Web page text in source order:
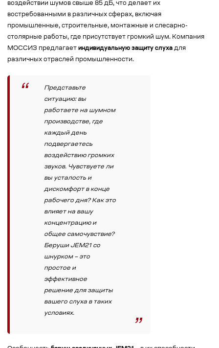
воздействии шумов свыше 85 дБ, что делает их
востребованными в различных сферах, включая
промышленные, строительные, монтажные и слесарно-
столярные работы, где присутствует громкий шум. Компания
МОССИЗ предлагает индивидуальную защиту слуха для
различных отраслей промышленности.
Представьте
ситуацию: вы
работаете на шумном
производстве, где
каждый день
подвергаетесь
воздействию громких
звуков. Чувствуете ли
вы усталость и
дискомфорт в конце
рабочего дня? Как это
влияет на вашу
концентрацию и
общее самочувствие?
Беруши JEM21 со
шнурком – это
простое и
эффективное
решение для защиты
вашего слуха в таких
условиях.